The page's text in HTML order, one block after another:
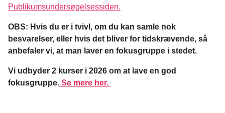
Publikumsundersøgelsessiden.
OBS: Hvis du er i tvivl, om du kan samle nok
besvarelser, eller hvis det bliver for tidskrævende, så
anbefaler vi, at man laver en fokusgruppe i stedet.
Vi udbyder 2 kurser i 2026 om at lave en god
fokusgruppe. Se mere her.